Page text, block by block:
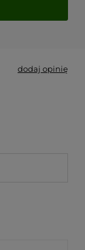
dodaj opinię